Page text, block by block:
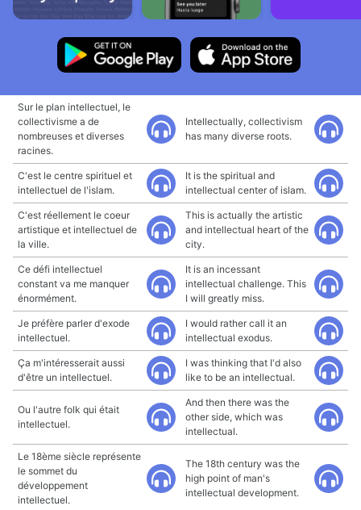
Sur le plan intellectuel, le
collectivisme a de
nombreuses et diverses
racines.
Intellectually, collectivism
has many diverse roots.
C'est le centre spirituel et
intellectuel de l'islam.
It is the spiritual and
intellectual center of islam.
C'est réellement le coeur
artistique et intellectuel de
la ville.
This is actually the artistic
and intellectual heart of the
city.
Ce défi intellectuel
constant va me manquer
énormément.
It is an incessant
intellectual challenge. This
I will greatly miss.
Je préfère parler d'exode
intellectuel.
I would rather call it an
intellectual exodus.
Ça m'intéresserait aussi
d'être un intellectuel.
I was thinking that I'd also
like to be an intellectual.
Ou l'autre folk qui était
intellectuel.
And then there was the
other side, which was
intellectual.
Le 18ème siècle représente
le sommet du
développement
intellectuel.
The 18th century was the
high point of man's
intellectual development.